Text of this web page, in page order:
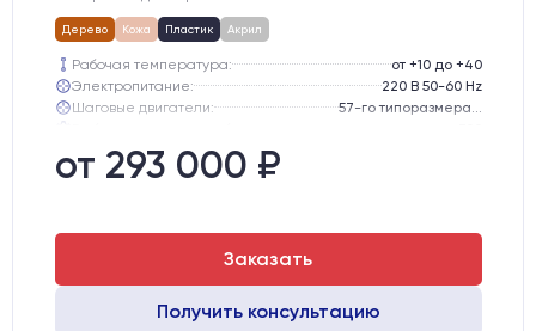
Дерево Кожа Пластик Акрил
Рабочая температура:
от +10 до +40
Электропитание:
220 В 50-60 Hz
Шаговые двигатели:
Направляющие оси Y:
Направляющие оси Х:
от 293 000 ₽
Заказать
Получить консультацию